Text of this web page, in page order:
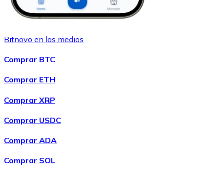
Bitnovo en los medios
Comprar BTC
Comprar ETH
Comprar XRP
Comprar USDC
Comprar ADA
Comprar SOL